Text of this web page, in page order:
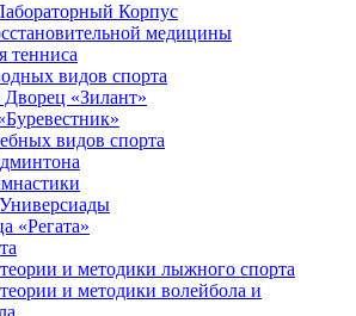
Корпус
медицины
тенниса
видов спорта
«Зилант»
видов спорта
«Регата»
и методики лыжного спорта
и методики волейбола и